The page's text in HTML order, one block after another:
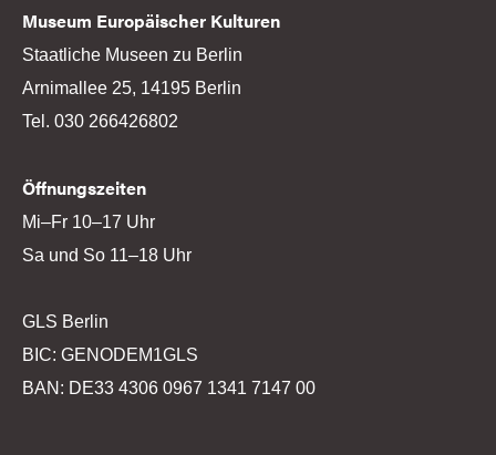
Museum Europäischer Kulturen
Staatliche Museen zu Berlin
Arnimallee 25, 14195 Berlin
Tel. 030 266426802
Öffnungszeiten
Mi–Fr 10–17 Uhr
Sa und So 11–18 Uhr
GLS Berlin
BIC: GENODEM1GLS
BAN: DE33 4306 0967 1341 7147 00